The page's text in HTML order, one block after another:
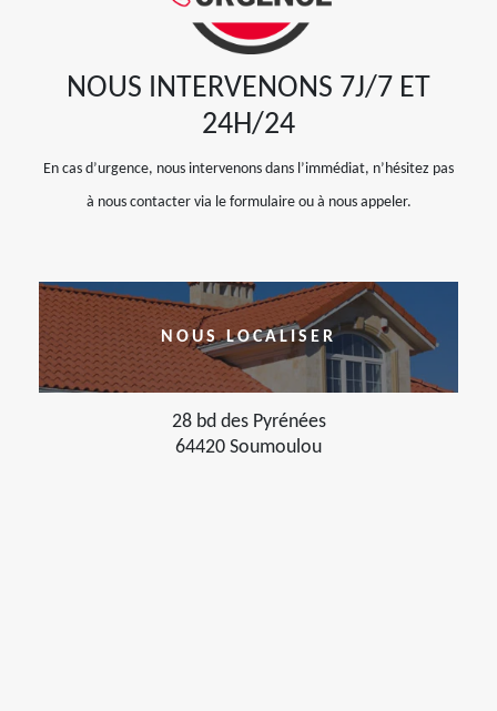
NOUS INTERVENONS 7J/7 ET
24H/24
En cas d’urgence, nous intervenons dans l’immédiat, n’hésitez pas
à nous contacter via le formulaire ou à nous appeler.
NOUS LOCALISER
28 bd des Pyrénées
64420 Soumoulou